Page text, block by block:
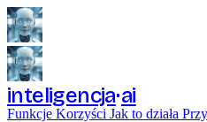
inteligencja ai
Funkcje Korzyści Jak to działa